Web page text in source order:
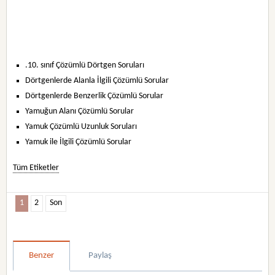
.10. sınıf Çözümlü Dörtgen Soruları
Dörtgenlerde Alanla İlgili Çözümlü Sorular
Dörtgenlerde Benzerlik Çözümlü Sorular
Yamuğun Alanı Çözümlü Sorular
Yamuk Çözümlü Uzunluk Soruları
Yamuk ile İlgili Çözümlü Sorular
Tüm Etiketler
1 2 Son
Benzer Paylaş